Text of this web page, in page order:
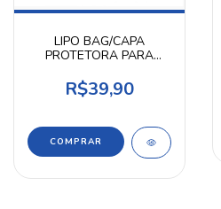
LIPO BAG/CAPA
PROTETORA PARA
R$39,90